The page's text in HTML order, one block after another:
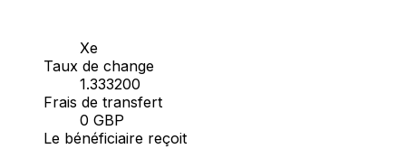
Xe
Taux de change
1.333200
Frais de transfert
0 GBP
Le bénéficiaire reçoit